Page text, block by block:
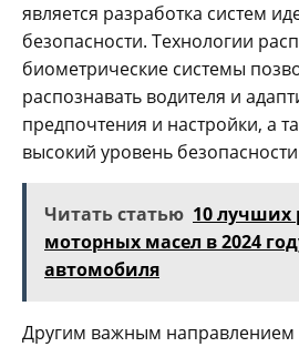
является разработка систем
безопасности. Технологии
биометрические системы
распознавать водителя и
предпочтения и настройки, а
высокий уровень
Читать статью 10 лучших
моторных масел в 2024
автомобиля
Другим важным направлением